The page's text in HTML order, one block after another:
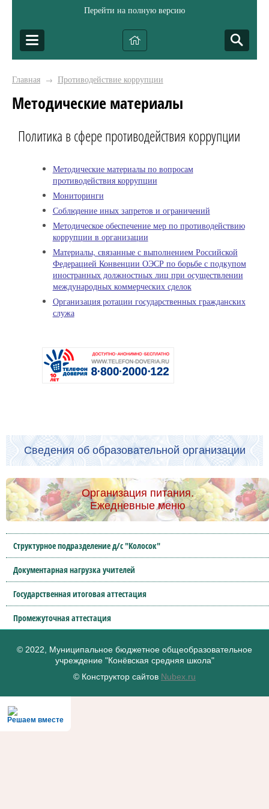
Перейти на полную версию
Главная → Противодействие коррупции
Методические материалы
Политика в сфере противодействия коррупции
Методические материалы по вопросам
противодействия коррупции
Мониторинги
Соблюдение иных запретов и ограничений
Методическое обеспечение мер по противодействию
коррупции в организации
Материалы, связанные с выполнением Российской
Федерацией Конвенции ОЭСР по борьбе с подкупом
иностранных должностных лиц при осуществлении
международных коммерческих сделок
Организация ротации государственных гражданских
служа
Сведения об образовательной организации
Организация питания.
Ежедневные меню
Структурное подразделение д/с "Колосок"
Документарная нагрузка учителей
Государственная итоговая аттестация
Промежуточная аттестация
© 2022, Муниципальное бюджетное общеобразовательное
учреждение "Конёвская средняя школа"
© Конструктор сайтов Nubex.ru
Решаем вместе